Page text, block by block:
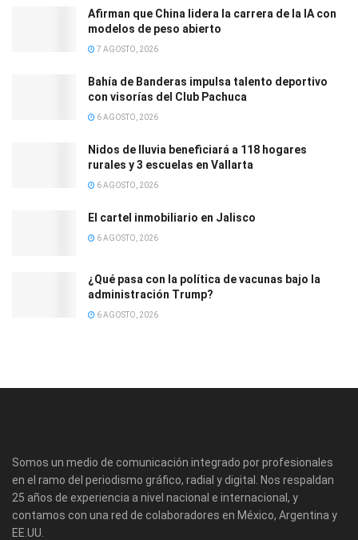
Afirman que China lidera la carrera de la IA con
modelos de peso abierto
7 AGOSTO, 2026
Bahía de Banderas impulsa talento deportivo
con visorías del Club Pachuca
6 AGOSTO, 2026
Nidos de lluvia beneficiará a 118 hogares
rurales y 3 escuelas en Vallarta
6 AGOSTO, 2026
El cartel inmobiliario en Jalisco
6 AGOSTO, 2026
¿Qué pasa con la política de vacunas bajo la
administración Trump?
6 AGOSTO, 2026
Somos un medio de comunicación integrado por profesionales
en el ramo del periodismo gráfico, radial y digital. Nos respaldan
25 años de experiencia a nivel nacional e internacional, y
contamos con una red de colaboradores en México, Argentina y
EE.UU.